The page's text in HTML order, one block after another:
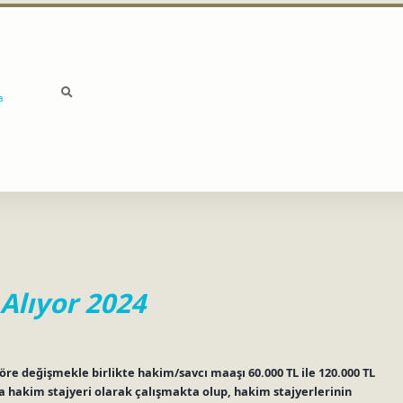
2024
değişmekle birlikte hakim/savcı maaşı 60.000 TL ile 120.000 TL
hakim stajyeri olarak çalışmakta olup, hakim stajyerlerinin